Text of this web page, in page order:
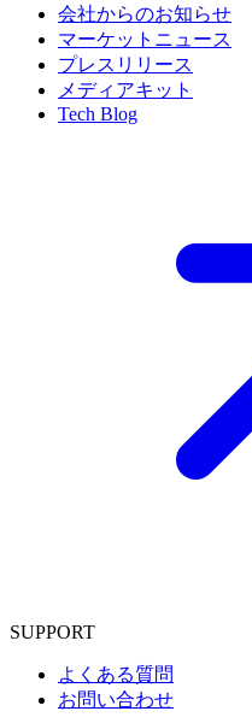
会社からのお知らせ
マーケットニュース
プレスリリース
メディアキット
Tech Blog
SUPPORT
よくある質問
お問い合わせ